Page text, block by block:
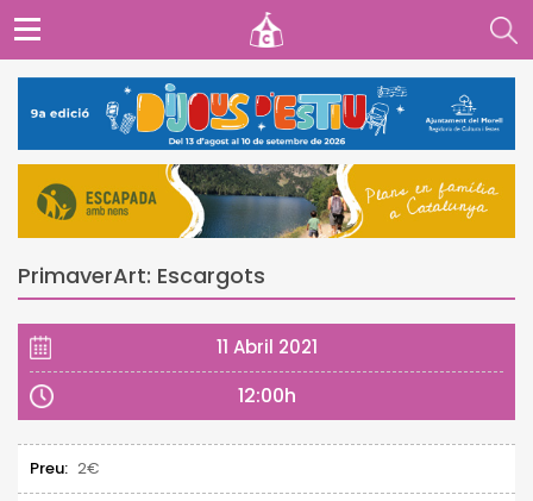
PrimaverArt: Escargots
11 Abril 2021
12:00h
Preu: 2€